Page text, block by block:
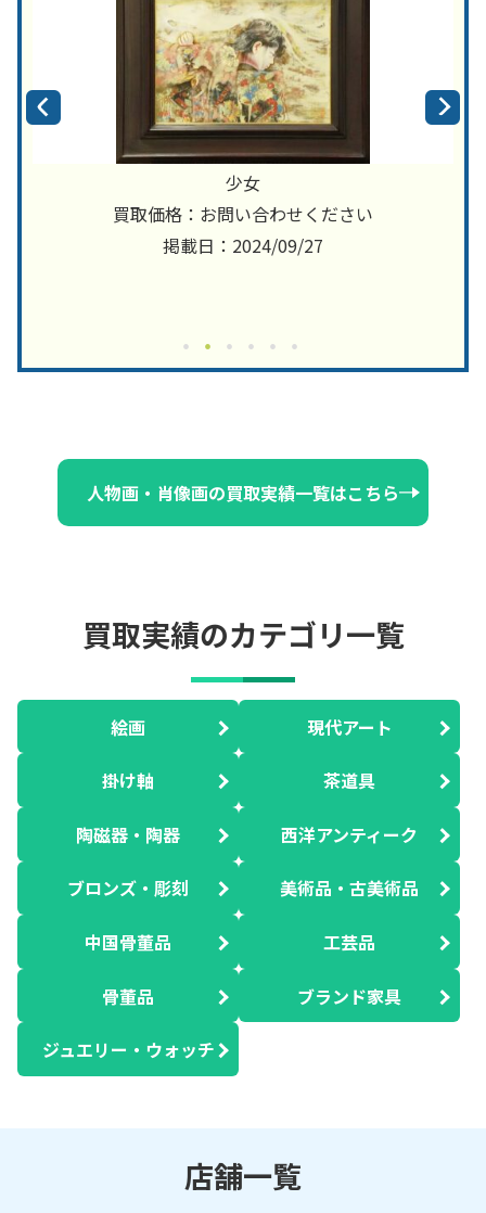
少女
買取価格：お問い合わせください
掲載日：2024/09/27
人物画・肖像画の買取実績一覧はこちら
買取実績のカテゴリ一覧
絵画 現代アート
掛け軸 茶道具
陶磁器・陶器 西洋アンティーク
ブロンズ・彫刻 美術品・古美術品
中国骨董品 工芸品
骨董品 ブランド家具
ジュエリー・ウォッチ
店舗一覧